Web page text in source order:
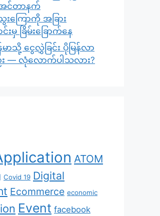
အင်တာနက်
ြောကို အခြား
းမှ ခြိမ်းခြောက်နေ
မာသို့ ငွေလွှဲခြင်း ပိုမြန်လာ
— လုံလောက်ပါသလား?
ATOM
Covid 19 Digital
Ecommerce economic
Event facebook